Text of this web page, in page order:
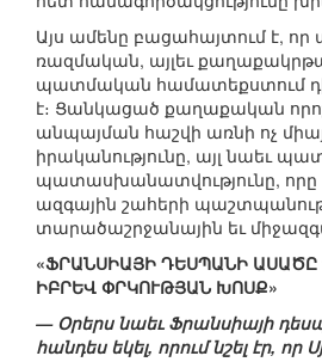
Այս ամենը բացահայտում է, որ
ռազմական, այլեւ
պատմական համատեքստում
է։ Ցանկացած քաղաքական
անպայման հաշվի առնի ոչ
իրականությունը, այլ նաեւ
պատասխանատվությունը, որը
ազգային շահերի
տարածաշրջանային եւ
«ՖՐԱՆՍԻԱՅԻ ԴԵՍՊԱՆԻ ԱՍԱԾԸ
ԻԲՐԵՎ ՓՐԿՈՒԹՅԱՆ ԽՈՍՔ»
— Օրերս նաեւ Ֆրանսիայի
հանդես եկել, որում նշել էր, որ